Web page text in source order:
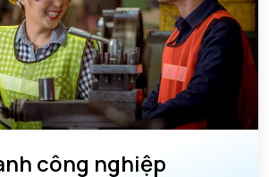
công nghiệp